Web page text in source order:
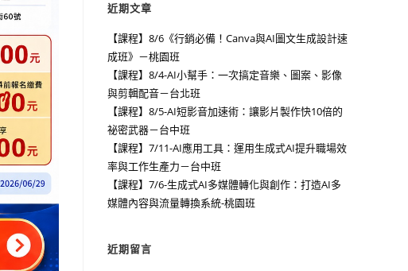
近期文章
【課程】8/6《行銷必備！Canva與AI圖文生成設計速
成班》－桃園班
【課程】8/4-AI小幫手：一次搞定音樂、圖案、影像
與剪輯配音－台北班
【課程】8/5-AI短影音加速術：讓影片製作快10倍的
祕密武器－台中班
【課程】7/11-AI應用工具：運用生成式AI提升職場效
率與工作生產力－台中班
【課程】7/6-生成式AI多媒體轉化與創作：打造AI多
媒體內容與流量轉換系統-桃園班
近期留言